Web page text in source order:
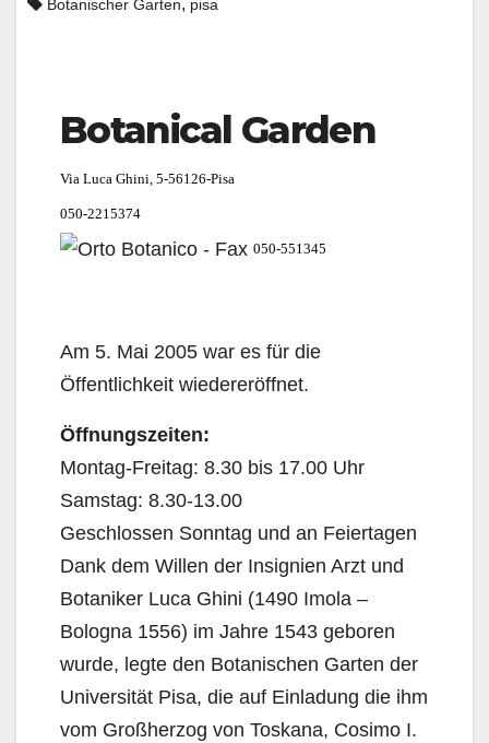
Botanischer Garten, pisa
Botanical Garden
Via Luca Ghini, 5-56126-Pisa
050-2215374
050-551345
Am 5. Mai 2005 war es für die
Öffentlichkeit wiedereröffnet.
Öffnungszeiten:
Montag-Freitag: 8.30 bis 17.00 Uhr
Samstag: 8.30-13.00
Geschlossen Sonntag und an Feiertagen
Dank dem Willen der Insignien Arzt und
Botaniker Luca Ghini (1490 Imola –
Bologna 1556) im Jahre 1543 geboren
wurde, legte den Botanischen Garten der
Universität Pisa, die auf Einladung die ihm
vom Großherzog von Toskana, Cosimo I.